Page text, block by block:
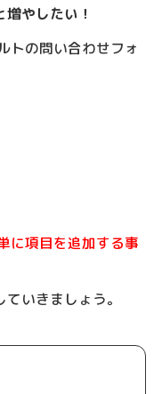
増やしたい！
トの問い合わせフォ
に項目を追加する事
いきましょう。